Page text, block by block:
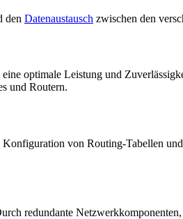
den Datenaustausch zwischen den
optimale Leistung und
und Routern.
von Routing-Tabellen
redundante